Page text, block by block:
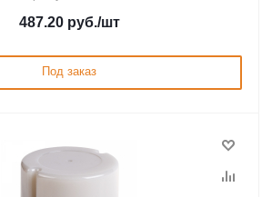
487.20руб./шт
Под заказ